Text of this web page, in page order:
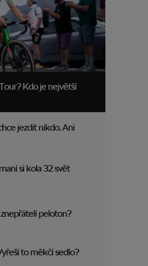
Kdo je největší
jezdit nikdo. Ani
si kola 32 svět
znepřátelí peloton?
to měkčí sedlo?